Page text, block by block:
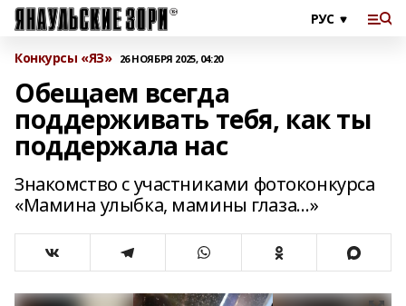
Конкурсы «ЯЗ» 26 НОЯБРЯ 2025, 04:20
Обещаем всегда
поддерживать тебя, как ты
поддержала нас
Знакомство с участниками фотоконкурса
«Мамина улыбка, мамины глаза…»